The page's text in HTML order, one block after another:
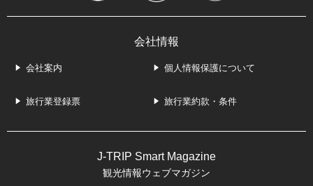
会社情報
会社案内 個人情報保護について
旅行業登録票 旅行業約款・条件
J-TRIP Smart Magazine
観光情報ウェブマガジン